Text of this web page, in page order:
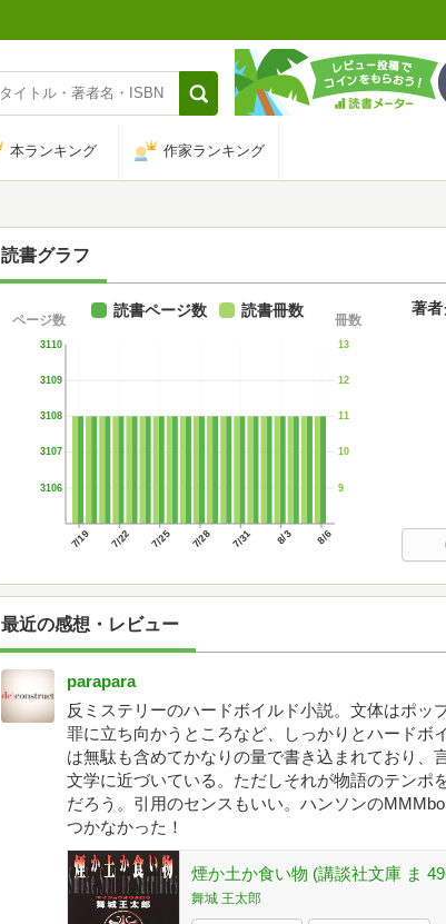
本ランキング 作家ランキング
読書グラフ
7/19 7/22 7/25 7/28 7/31 8/3 8/6
3106
3107
3108
3109
3110
ページ数
9
10
11
12
13
冊数
読書ページ数 読書冊数 著者
最近の感想・レビュー
parapara
反ミステリーのハードボイルド小説。文体はポッ
罪に立ち向かうところなど、しっかりとハードボ
は無駄も含めてかなりの量で書き込まれており、
文学に近づいている。ただしそれが物語のテンポ
だろう。引用のセンスもいい。ハンソンの
つかなかった！
煙か土か食い物 (講談社文庫 ま
舞城 王太郎